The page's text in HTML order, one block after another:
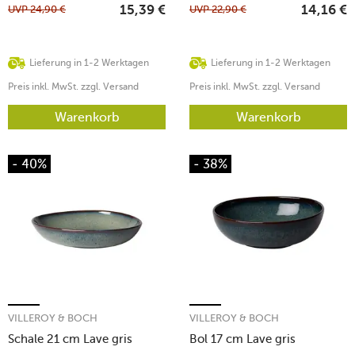
Lieferung in 1-2 Werktagen
UVP24,90 € 15,39 €
Preis inkl. MwSt. zzgl. Versand
Warenkorb
Lieferung in 1-2 Werktagen
UVP22,90 € 14,16 €
Preis inkl. MwSt. zzgl. Versand
Warenkorb
- 40%
Schale 21 cm Lave gris
VILLEROY & BOCH
- 38%
Bol 17 cm Lave gris
VILLEROY & BOCH